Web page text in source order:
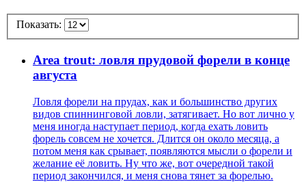
Показать:
Area trout: ловля прудовой форели в конце
августа
Ловля форели на прудах, как и большинство других
видов спиннинговой ловли, затягивает. Но вот лично у
меня иногда наступает период, когда ехать ловить
форель совсем не хочется. Длится он около месяца, а
потом меня как срывает, появляются мысли о форели и
желание её ловить. Ну что же, вот очередной такой
период закончился, и меня снова тянет за форелью.